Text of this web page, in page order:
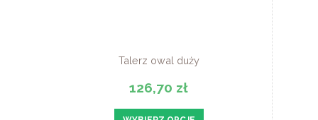
Talerz owal duży
126,70 zł